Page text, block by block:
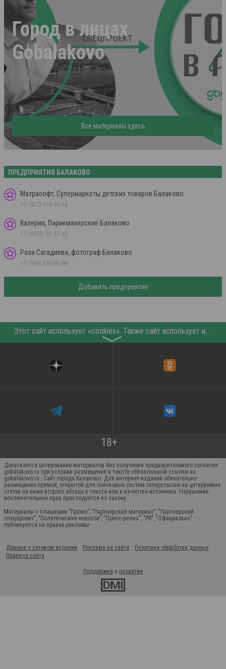
Город в лицах
Gobalakovo
Все материалы здесь
ПРЕДПРИЯТИЯ БАЛАКОВО
Матрасофт, Супермаркеты детских товаров Балаково
+7 (927) 156-66-44
Валерия, Парикмахерские Балаково
+7 (8453) 32-17-49
Роза Сагадиева, фотограф Балаково
+7 (909) 330-85-88
Добавить предприятие
〉
Допускается цитирование материалов без получения предварительного согласия
gobalakovo.ru при условии размещения в тексте обязательной ссылки на
gobalakovo.ru - Сайт города Балаково. Для интернет-изданий обязательно
размещение прямой, открытой для поисковых систем гиперссылки на цитируемые
статьи не ниже второго абзаца в тексте или в качестве источника. Нарушение
исключительных прав преследуется по закону.
Материалы с плашками "Промо", "Партнерский материал", "Партнерский
спецпроект", "Политические новости", "Пресс-релиз", "PR", "Официально"
публикуются на правах рекламы
Данные о сетевом издании Реклама на сайте
Политика обработки данных
Правила сайта
Поддержка и развитие